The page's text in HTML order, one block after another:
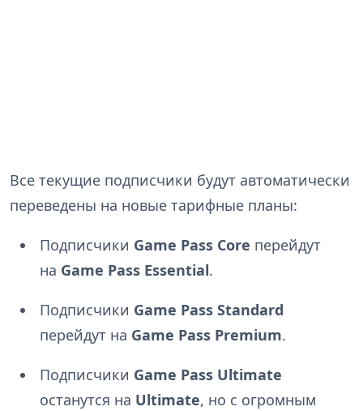
Все текущие подписчики будут автоматически
переведены на новые тарифные планы:
Подписчики Game Pass Core перейдут
на Game Pass Essential.
Подписчики Game Pass Standard
перейдут на Game Pass Premium.
Подписчики Game Pass Ultimate
останутся на Ultimate, но с огромным